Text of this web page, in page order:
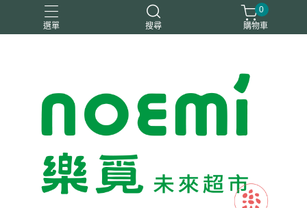
選單 搜尋
0
購物車